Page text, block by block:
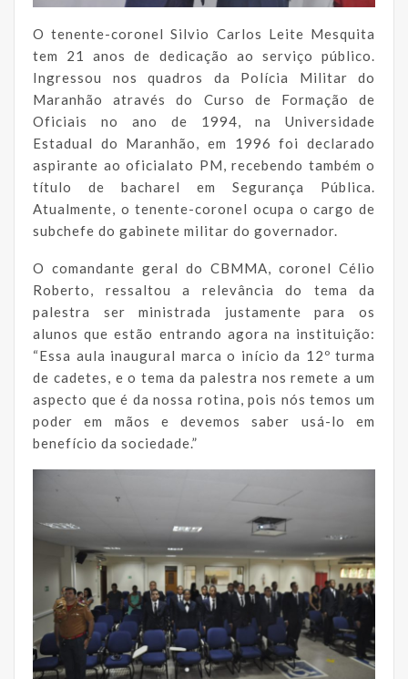
O tenente-coronel Silvio Carlos Leite Mesquita
tem 21 anos de dedicação ao serviço público.
Ingressou nos quadros da Polícia Militar do
Maranhão através do Curso de Formação de
Oficiais no ano de 1994, na Universidade
Estadual do Maranhão, em 1996 foi declarado
aspirante ao oficialato PM, recebendo também o
título de bacharel em Segurança Pública.
Atualmente, o tenente-coronel ocupa o cargo de
subchefe do gabinete militar do governador.
O comandante geral do CBMMA, coronel Célio
Roberto, ressaltou a relevância do tema da
palestra ser ministrada justamente para os
alunos que estão entrando agora na instituição:
“Essa aula inaugural marca o início da 12º turma
de cadetes, e o tema da palestra nos remete a um
aspecto que é da nossa rotina, pois nós temos um
poder em mãos e devemos saber usá-lo em
benefício da sociedade.”